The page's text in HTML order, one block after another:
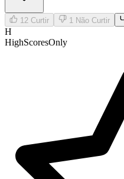
12 Curtir 1 Não Curtir
H
HighScoresOnly